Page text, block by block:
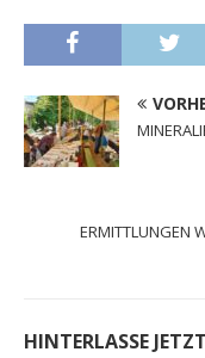
ERMITTLUNGEN
HINTERLASSE